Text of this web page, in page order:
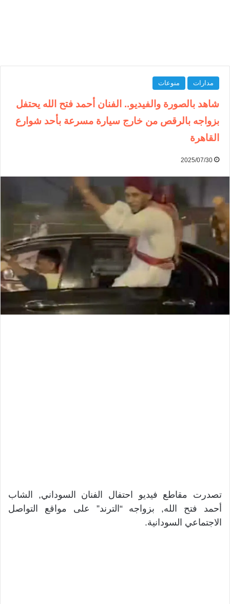
مدارات منوعات
شاهد بالصورة والفيديو.. الفنان أحمد فتح الله يحتفل
بزواجه بالرقص من خارج سيارة مسرعة بأحد شوارع
القاهرة
2025/07/30
تصدرت مقاطع فيديو احتفال الفنان السوداني, الشاب
أحمد فتح الله, بزواجه “الترند” على مواقع التواصل
الاجتماعي السودانية.